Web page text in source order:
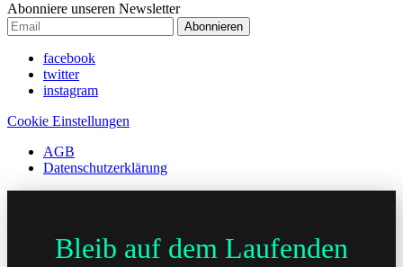
Abonniere unseren Newsletter
Abonnieren
facebook
twitter
instagram
Cookie Einstellungen
AGB
Datenschutzerklärung
Bleib auf dem Laufenden